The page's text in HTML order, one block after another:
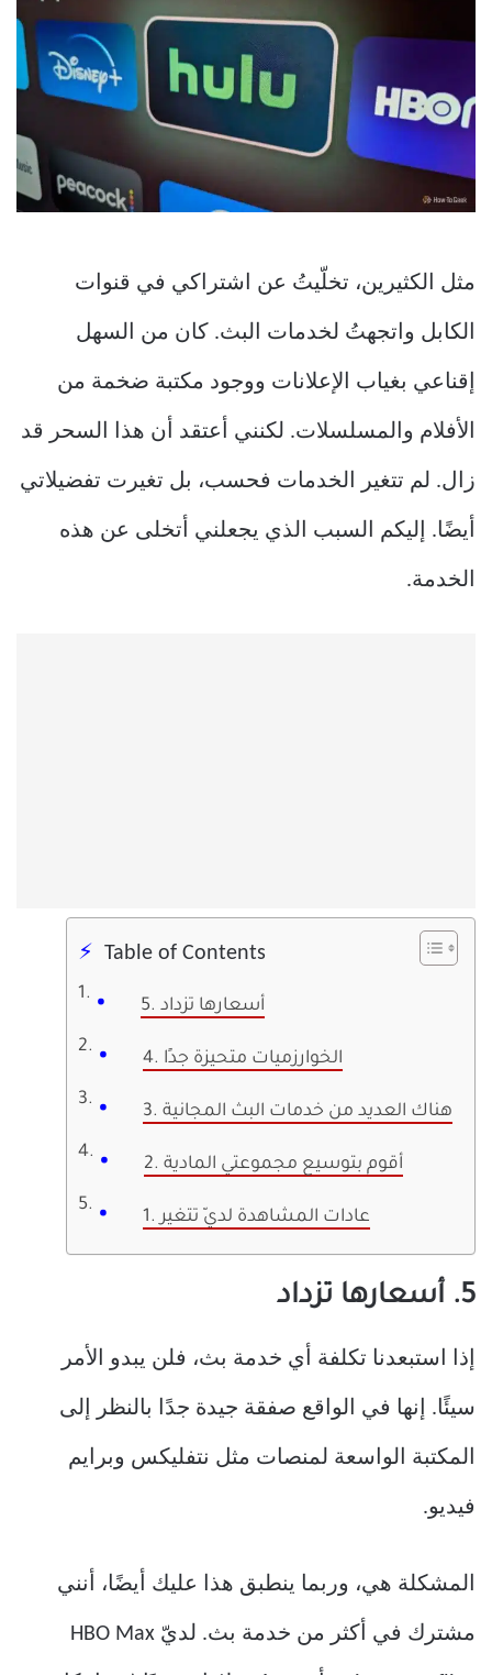
مثل الكثيرين، تخلّيتُ عن اشتراكي في قنوات
الكابل واتجهتُ لخدمات البث. كان من السهل
إقناعي بغياب الإعلانات ووجود مكتبة ضخمة من
الأفلام والمسلسلات. لكنني أعتقد أن هذا السحر قد
زال. لم تتغير الخدمات فحسب، بل تغيرت تفضيلاتي
أيضًا. إليكم السبب الذي يجعلني أتخلى عن هذه
الخدمة.
Table of Contents
5. أسعارها تزداد
4. الخوارزميات متحيزة جدًا
3. هناك العديد من خدمات البث المجانية
2. أقوم بتوسيع مجموعتي المادية
1. عادات المشاهدة لديّ تتغير
5. أسعارها تزداد
إذا استبعدنا تكلفة أي خدمة بث، فلن يبدو الأمر
سيئًا. إنها في الواقع صفقة جيدة جدًا بالنظر إلى
المكتبة الواسعة لمنصات مثل نتفليكس وبرايم
فيديو.
المشكلة هي، وربما ينطبق هذا عليك أيضًا، أنني
مشترك في أكثر من خدمة بث. لديّ HBO Max